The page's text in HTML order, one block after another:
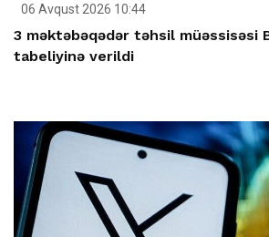
06 Avqust 2026 10:44
3 məktəbəqədər təhsil müəssisəsi
tabeliyinə verildi